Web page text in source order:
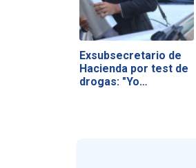
Exsubsecretario de
Hacienda por test de
drogas: "Yo…